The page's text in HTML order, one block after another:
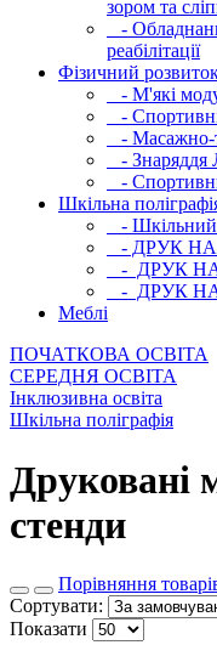
зором та
-
реабілітації
Фізичний
- М'які
-
- Масажно-
-
-
Шкільна
-
- ДРУК
- ДРУК НА
- ДРУК
Меблі
ПОЧАТКОВА ОСВIТА
СЕРЕДНЯ ОСВIТА
Інклюзивна освіта
Шкільна поліграфія
Друковані
стенди
Порівняння
Сортувати:
Показати